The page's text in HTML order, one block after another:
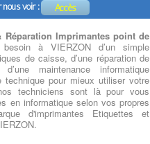
nous voir : Accès
Réparation Imprimantes point de
à VIERZON d’un simple
de caisse, d’une réparation de
maintenance informatique
technique pour mieux utiliser votre
techniciens sont là pour vous
en informatique selon vos propres
d'imprimantes Etiquettes et